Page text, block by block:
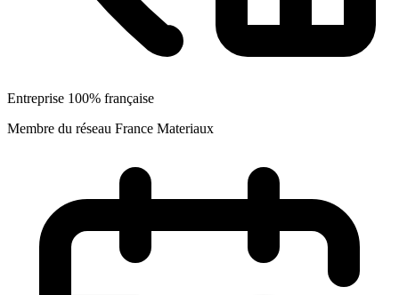
Entreprise 100% française
Membre du réseau France Materiaux